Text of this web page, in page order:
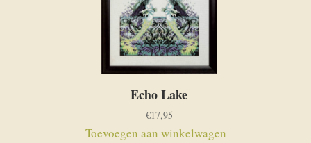
Echo Lake
€17,95
Toevoegen aan winkelwagen